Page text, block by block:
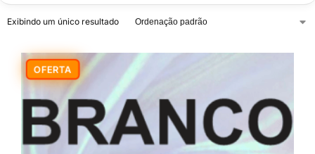
Exibindo um único resultado
-20%